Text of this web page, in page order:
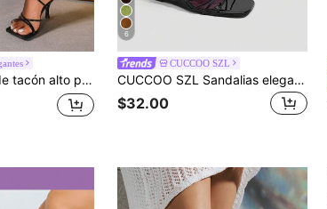
punta abierta, sexys, de fiesta, de moda, minimalistas, cómodas, que alargan las piernas
6
CUCCOO SZL
CUCCOO SZL Sandalias elegantes de fiesta para mujer, con cuña de tacón grueso, punta cuadrada y cordones con cuentas
$32.00